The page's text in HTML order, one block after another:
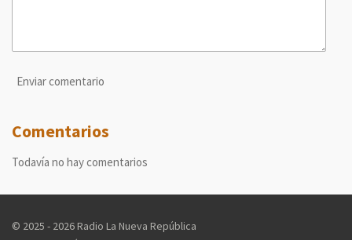
Enviar comentario
Comentarios
Todavía no hay comentarios
© 2025 - 2026 Radio La Nueva República